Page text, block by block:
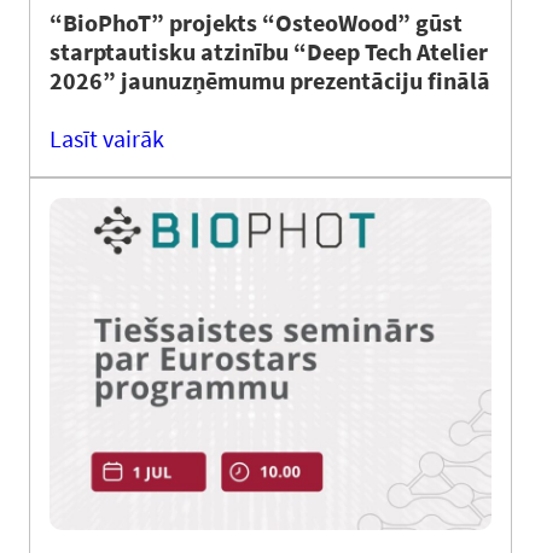
“BioPhoT” projekts “OsteoWood” gūst
starptautisku atzinību “Deep Tech Atelier
2026” jaunuzņēmumu prezentāciju finālā
Lasīt vairāk